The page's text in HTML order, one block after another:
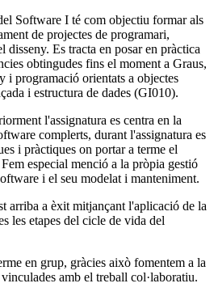
Software I té com objectiu formar als
de projectes de programari,
disseny. Es tracta en posar en pràctica
obtingudes fins el moment a Graus,
i programació orientats a objectes
i estructura de dades (GI010).
l'assignatura es centra en la
complerts, durant l'assignatura es
i pràctiques on portar a terme el
especial menció a la pròpia gestió
i el seu modelat i manteniment.
arriba a èxit mitjançant l'aplicació de la
les etapes del cicle de vida del
en grup, gràcies això fomentem a la
amb el treball col·laboratiu.